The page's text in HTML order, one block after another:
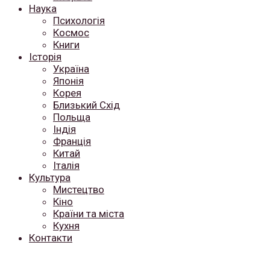
Наука
Психологія
Космос
Книги
Історія
Україна
Японія
Корея
Близький Схід
Польща
Індія
Франція
Китай
Італія
Культура
Мистецтво
Кіно
Країни та міста
Кухня
Контакти